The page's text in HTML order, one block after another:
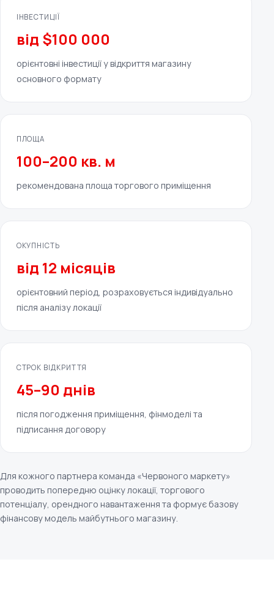
ІНВЕСТИЦІЇ
від $100 000
орієнтовні інвестиції у відкриття магазину
основного формату
ПЛОЩА
100–200 кв. м
рекомендована площа торгового приміщення
ОКУПНІСТЬ
від 12 місяців
орієнтовний період, розраховується індивідуально
після аналізу локації
СТРОК ВІДКРИТТЯ
45–90 днів
після погодження приміщення, фінмоделі та
підписання договору
Для кожного партнера команда «Червоного маркету»
проводить попередню оцінку локації, торгового
потенціалу, орендного навантаження та формує базову
фінансову модель майбутнього магазину.